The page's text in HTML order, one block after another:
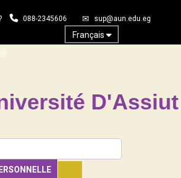
088-2345606 sup@aun.edu.eg
Français
D'Assiut